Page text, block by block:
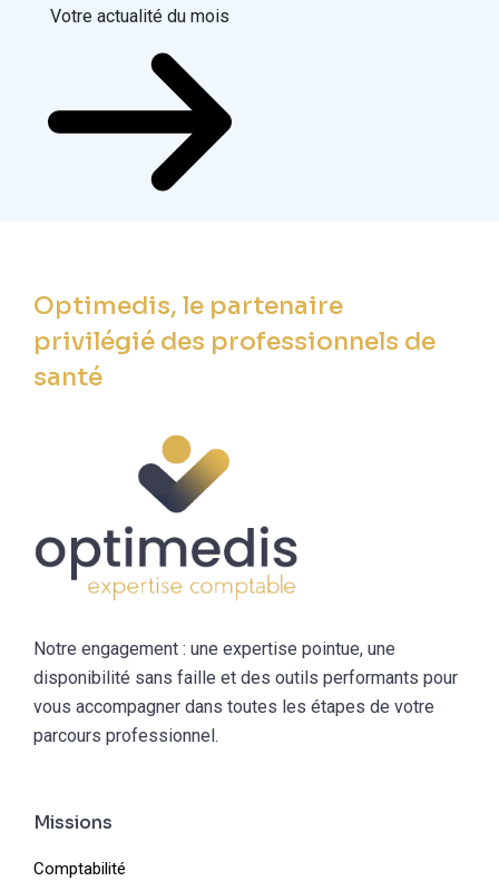
Votre actualité du mois
Optimedis, le partenaire
privilégié des professionnels de
santé
Notre engagement : une expertise pointue, une
disponibilité sans faille et des outils performants pour
vous accompagner dans toutes les étapes de votre
parcours professionnel.
Missions
Comptabilité